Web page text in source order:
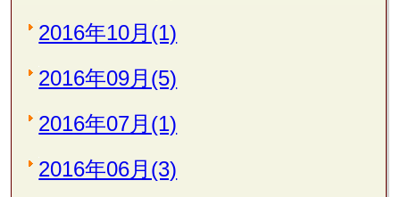
2016年10月(1)
2016年09月(5)
2016年07月(1)
2016年06月(3)